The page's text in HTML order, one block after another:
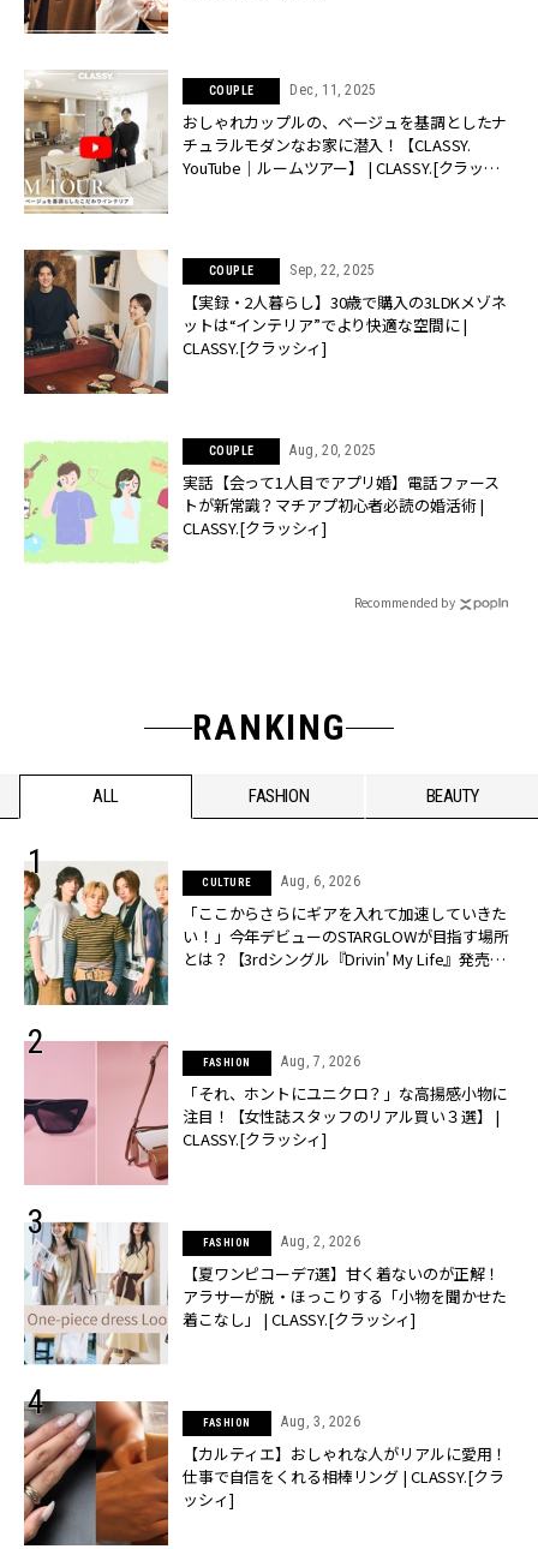
COUPLE Dec, 11, 2025
おしゃれカップルの、ベージュを基調としたナ
チュラルモダンなお家に潜入！【CLASSY.
YouTube｜ルームツアー】 | CLASSY.[クラッシ
COUPLE Sep, 22, 2025
【実録・2人暮らし】30歳で購入の3LDKメゾネ
ットは“インテリア”でより快適な空間に |
CLASSY.[クラッシィ]
COUPLE Aug, 20, 2025
実話【会って1人目でアプリ婚】電話ファース
トが新常識？マチアプ初心者必読の婚活術 |
CLASSY.[クラッシィ]
Recommended by
RANKING
ALL FASHION BEAUTY
CULTURE Aug, 6, 2026
「ここからさらにギアを入れて加速していきた
い！」今年デビューのSTARGLOWが目指す場所
とは？【3rdシングル『Drivin' My Life』発売】 |
FASHION Aug, 7, 2026
「それ、ホントにユニクロ？」な高揚感小物に
注目！【女性誌スタッフのリアル買い３選】 |
CLASSY.[クラッシィ]
FASHION Aug, 2, 2026
【夏ワンピコーデ7選】甘く着ないのが正解！
アラサーが脱・ほっこりする「小物を聞かせた
着こなし」 | CLASSY.[クラッシィ]
FASHION Aug, 3, 2026
【カルティエ】おしゃれな人がリアルに愛用！
仕事で自信をくれる相棒リング | CLASSY.[クラ
ッシィ]